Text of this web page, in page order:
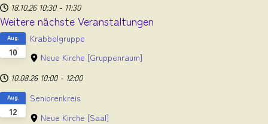
18.10.26 10:30 - 11:30
Weitere nächste Veranstaltungen
10
Aug.
Krabbelgruppe
Neue Kirche [Gruppenraum]
10.08.26 10:00 - 12:00
12
Aug.
Seniorenkreis
Neue Kirche [Saal]